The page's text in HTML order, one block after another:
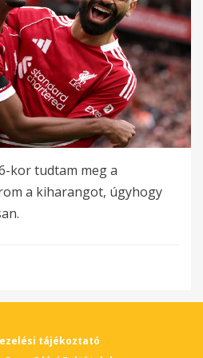
kor tudtam meg a
a kiharangot, úgyhogy
tájékoztató